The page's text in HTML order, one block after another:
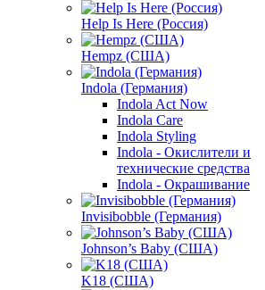
Help Is Here (Россия)
Hempz (США)
Indola (Германия)
Indola Act Now
Indola Care
Indola Styling
Indola - Окислители и
технические средства
Indola - Окрашивание
Invisibobble (Германия)
Johnson’s Baby (США)
K18 (США)